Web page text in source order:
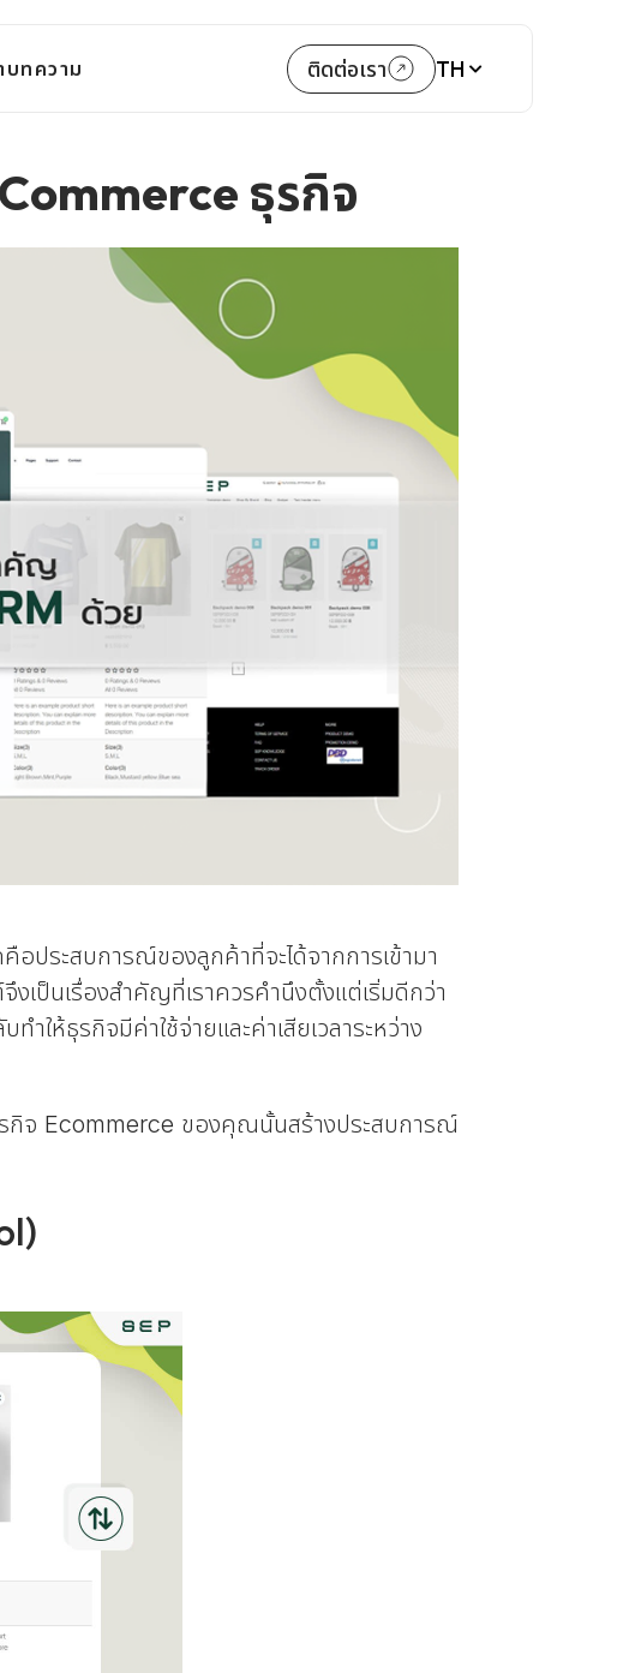
บทความ ติดต่อเรา TH
ธุรกิจ
อประสบการณ์ของลูกค้าที่จะได้จากการเข้ามา
งเป็นเรื่องสำคัญที่เราควรคำนึงตั้งแต่เริ่มดีกว่า
ำให้ธุรกิจมีค่าใช้จ่ายและค่าเสียเวลาระหว่าง
รกิจ Ecommerce ของคุณนั้นสร้างประสบการณ์